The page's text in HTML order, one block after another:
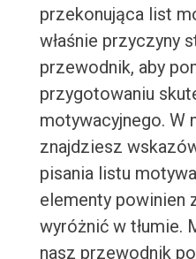
przekonująca list
właśnie przyczyny
przewodnik, aby
przygotowaniu
motywacyjnego. W
znajdziesz
pisania listu
elementy powinien
wyróżnić w tłumie.
nasz przewodnik